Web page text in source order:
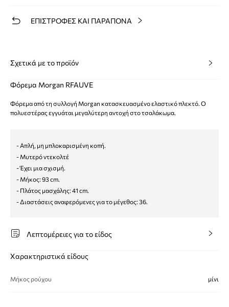
ΕΠΙΣΤΡΟΦΕΣ ΚΑΙ ΠΑΡΑΠΟΝΑ
Σχετικά με το προϊόν
Φόρεμα Morgan RFAUVE
Φόρεμα από τη συλλογή Morgan κατασκευασμένο ελαστικό πλεκτό. Ο
πολυεστέρας εγγυάται μεγαλύτερη αντοχή στο τσαλάκωμα.
- Απλή, μη μπλοκαρισμένη κοπή.
- Μυτερό ντεκολτέ
- Έχει μια σχισμή.
- Μήκος: 93 cm.
- Πλάτος μασχάλης: 41 cm.
- Διαστάσεις αναφερόμενες για το μέγεθος: 36.
Λεπτομέρειες για το είδος
Χαρακτηριστικά είδους
Μήκος ρούχου μίνι